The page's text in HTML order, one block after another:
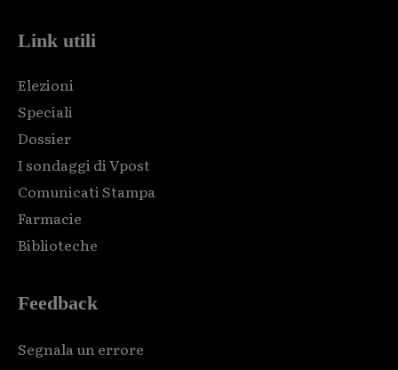
Link utili
Elezioni
Speciali
Dossier
I sondaggi di Vpost
Comunicati Stampa
Farmacie
Biblioteche
Feedback
Segnala un errore